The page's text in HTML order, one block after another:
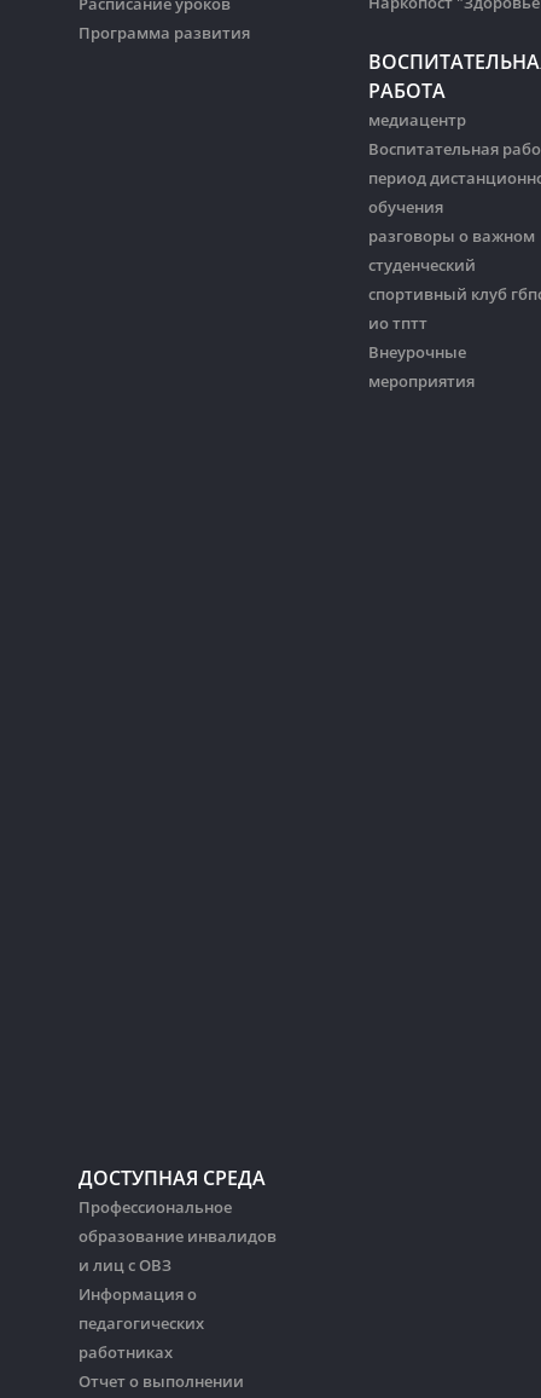
Программа развития
РАБОТА
медиацентр
Воспитательная
период
обучения
разговоры о важном
студенческий
спортивный клуб
ио тптт
Внеурочные
мероприятия
ДОСТУПНАЯ СРЕДА
Профессиональное
образование инвалидов
и лиц с ОВЗ
Информация о
педагогических
работниках
Отчет о выполнении